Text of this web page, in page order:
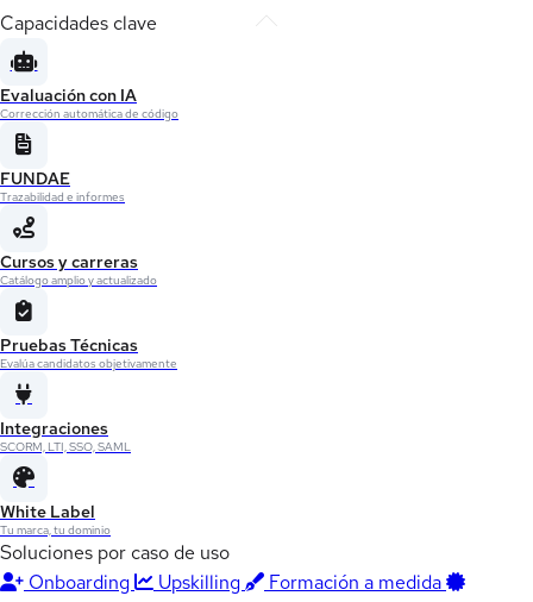
Capacidades clave
Evaluación con IA
Corrección automática de código
FUNDAE
Trazabilidad e informes
Cursos y carreras
Catálogo amplio y actualizado
Pruebas Técnicas
Evalúa candidatos objetivamente
Integraciones
SCORM, LTI, SSO, SAML
White Label
Tu marca, tu dominio
Soluciones por caso de uso
Onboarding
Upskilling
Formación a medida